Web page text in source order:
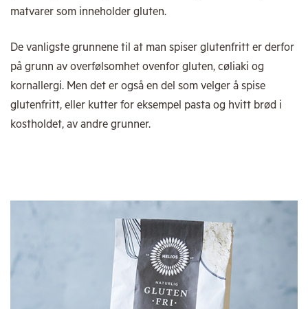
matvarer som inneholder gluten.
De vanligste grunnene til at man spiser glutenfritt er derfor
på grunn av overfølsomhet ovenfor gluten, cøliaki og
kornallergi. Men det er også en del som velger å spise
glutenfritt, eller kutter for eksempel pasta og hvitt brød i
kostholdet, av andre grunner.